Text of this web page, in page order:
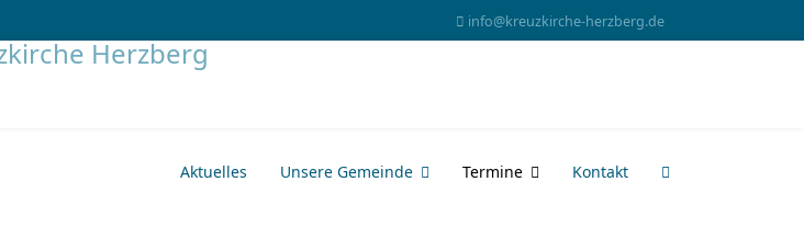
info@kreuzkirche-herzberg.de
Aktuelles Unsere Gemeinde Termine Kontakt